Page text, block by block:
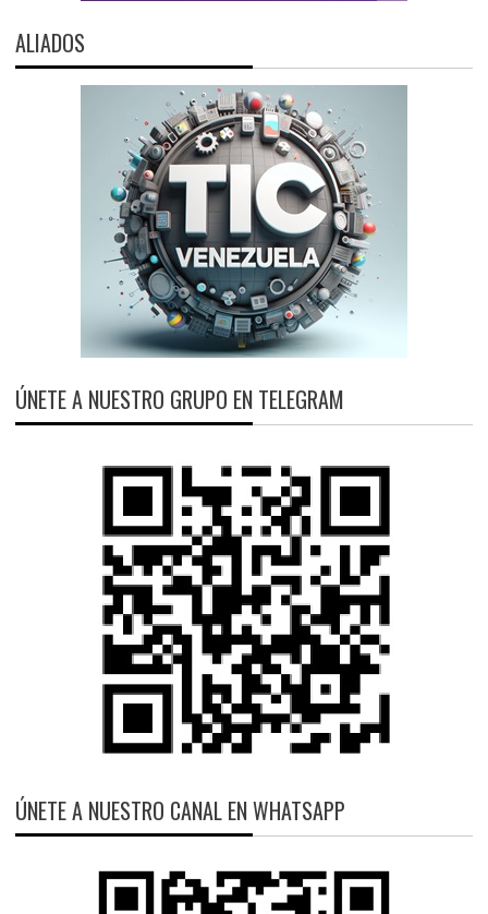
ALIADOS
ÚNETE A NUESTRO GRUPO EN TELEGRAM
ÚNETE A NUESTRO CANAL EN WHATSAPP